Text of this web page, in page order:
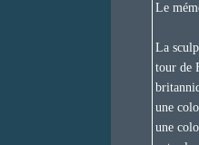
Le
La
tour de
une
une